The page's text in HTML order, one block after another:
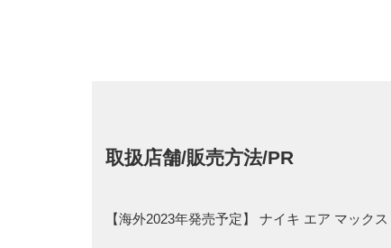
取扱店舗/販売方法/PR
【海外2023年発売予定】 ナイキ エア マック